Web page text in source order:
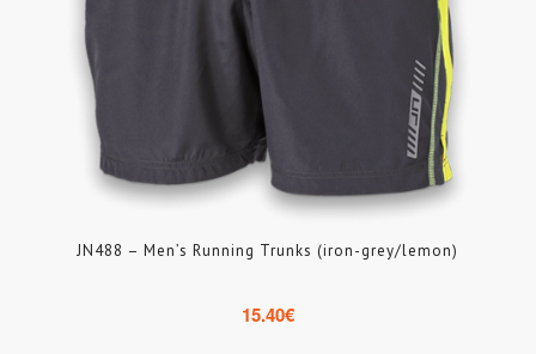
JN488 – Men’s Running Trunks (iron-grey/lemon)
15.40€